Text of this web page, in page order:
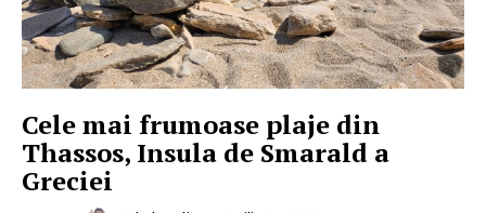
Cele mai frumoase plaje din
Thassos, Insula de Smarald a
Greciei